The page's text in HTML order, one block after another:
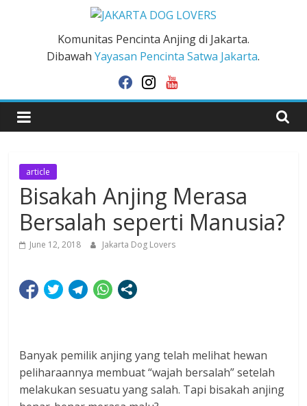
JAKARTA
LOVERS
Komunitas Pencinta Anjing di Jakarta.
DibawahYayasan Pencinta Satwa Jakarta.
facebookinstagram
youtube
article
Bisakah Anjing Merasa
Bersalah seperti Manusia?
June 12, 2018 Jakarta Dog Lovers
Banyak pemilik anjing yang telah melihat hewan
peliharaannya membuat “wajah bersalah” setelah
melakukan sesuatu yang salah. Tapi bisakah anjing